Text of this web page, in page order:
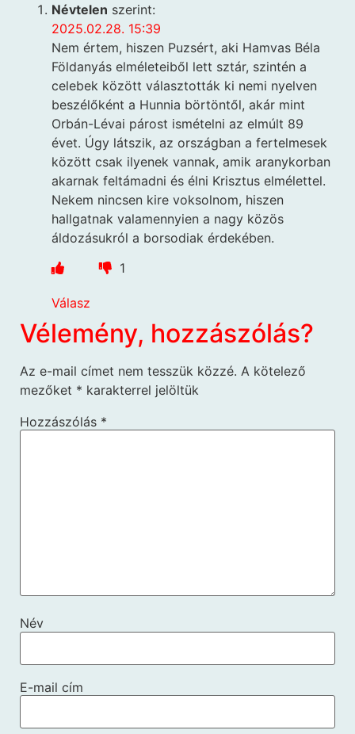
Névtelen szerint:
2025.02.28. 15:39
Nem értem, hiszen Puzsért, aki Hamvas Béla
Földanyás elméleteiből lett sztár, szintén a
celebek között választották ki nemi nyelven
beszélőként a Hunnia börtöntől, akár mint
Orbán-Lévai párost ismételni az elmúlt 89
évet. Úgy látszik, az országban a fertelmesek
között csak ilyenek vannak, amik aranykorban
akarnak feltámadni és élni Krisztus elmélettel.
Nekem nincsen kire voksolnom, hiszen
hallgatnak valamennyien a nagy közös
áldozásukról a borsodiak érdekében.
1
Válasz
Vélemény, hozzászólás?
Az e-mail címet nem tesszük közzé. A kötelező
mezőket * karakterrel jelöltük
Hozzászólás *
Név
E-mail cím